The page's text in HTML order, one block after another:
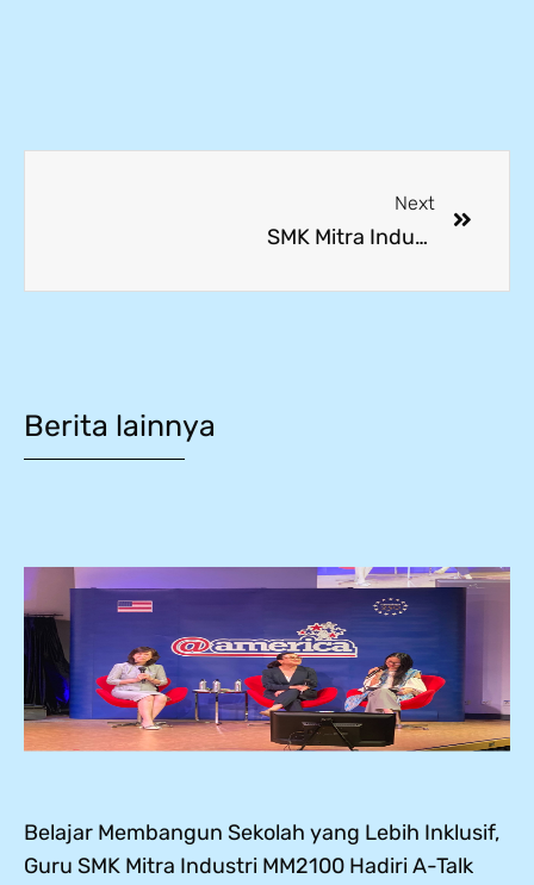
Next
SMK Mitra Industri MM2100 Benchmark to Tokyo Metropolitan Nerima Technical High school, Japan
Berita lainnya
Belajar Membangun Sekolah yang Lebih Inklusif,
Guru SMK Mitra Industri MM2100 Hadiri A-Talk